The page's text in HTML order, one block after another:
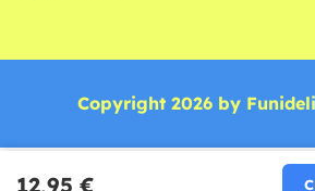
12,95 €
Copyright 2026 by